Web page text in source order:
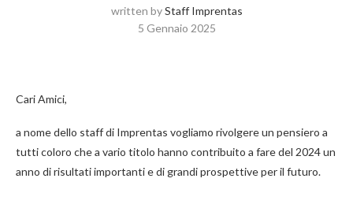
written byStaff Imprentas
5 Gennaio 2025
Cari Amici,
a nome dello staff di Imprentas vogliamo rivolgere un pensiero a
tutti coloro che a vario titolo hanno contribuito a fare del 2024 un
anno di risultati importanti e di grandi prospettive per il futuro.